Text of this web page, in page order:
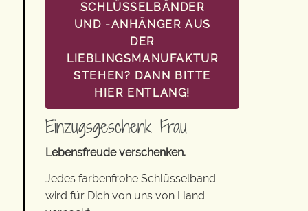
SCHLÜSSELBÄNDER
UND -ANHÄNGER AUS
DER
LIEBLINGSMANUFAKTUR
STEHEN? DANN BITTE
HIER ENTLANG!
Einzugsgeschenk Frau
Lebensfreude verschenken.
Jedes farbenfrohe Schlüsselband
wird für Dich von uns von Hand